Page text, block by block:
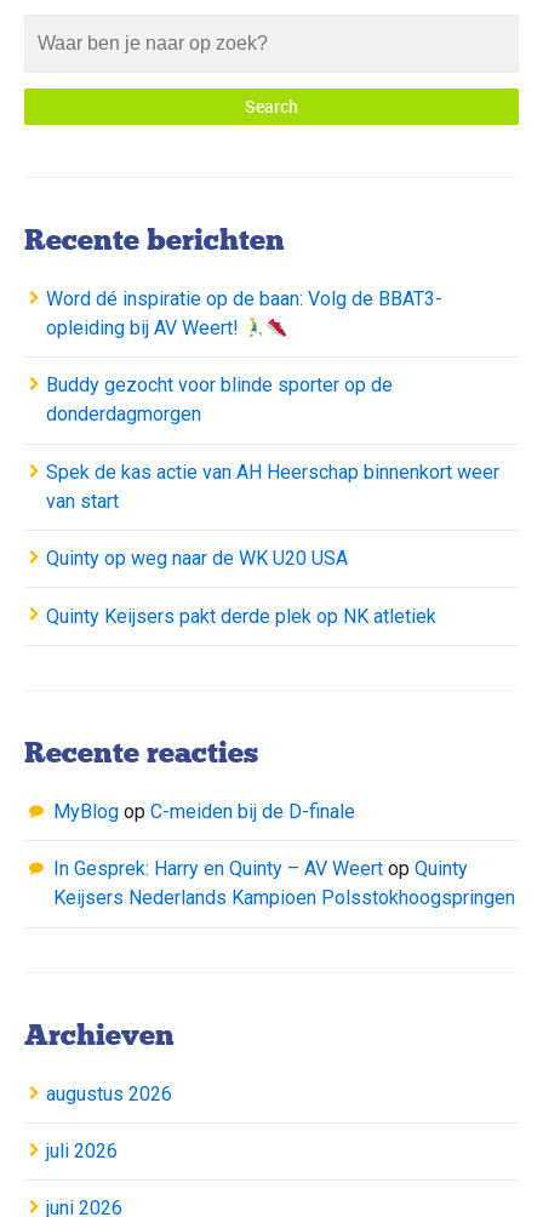
Recente berichten
Word dé inspiratie op de baan: Volg de BBAT3-
opleiding bij AV Weert!
Buddy gezocht voor blinde sporter op de
donderdagmorgen
Spek de kas actie van AH Heerschap binnenkort weer
van start
Quinty op weg naar de WK U20 USA
Quinty Keijsers pakt derde plek op NK atletiek
Recente reacties
MyBlog op C-meiden bij de D-finale
In Gesprek: Harry en Quinty – AV Weert op Quinty
Keijsers Nederlands Kampioen Polsstokhoogspringen
Archieven
augustus 2026
juli 2026
juni 2026